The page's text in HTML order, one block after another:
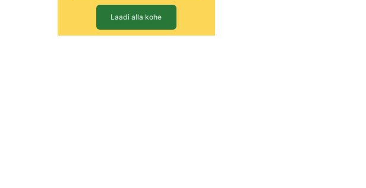
Laadi alla kohe